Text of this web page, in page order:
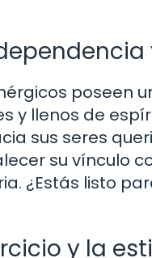
poseen
y llenos de
sus seres
su vínculo
¿Estás listo
y la